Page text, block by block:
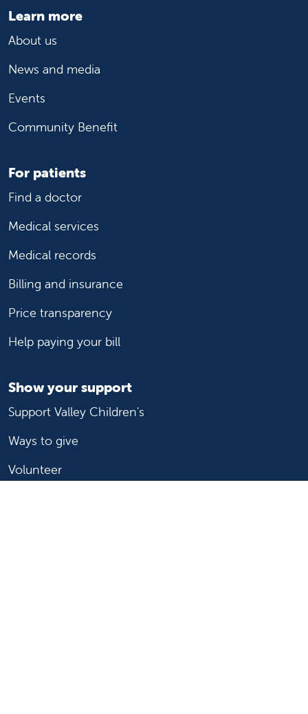
Learn more
About us
News and media
Events
Community Benefit
For patients
Find a doctor
Medical services
Medical records
Billing and insurance
Price transparency
Help paying your bill
Show your support
Support Valley Children's
Ways to give
Volunteer